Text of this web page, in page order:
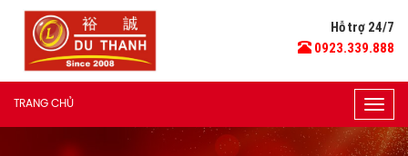
Hỗ trợ 24/7
0923.339.888
TRANG CHỦ